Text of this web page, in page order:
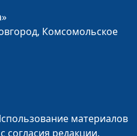
6:12-
Кириченко
13
Комсомольское
материалов
согласия редакции.